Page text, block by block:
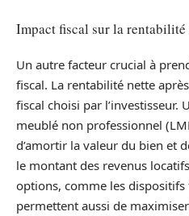
Impact fiscal sur la
Un autre facteur crucial à
fiscal. La rentabilité nette
fiscal choisi par l’investisseur.
meublé non professionnel
d’amortir la valeur du bien et
le montant des revenus
options, comme les
permettent aussi de